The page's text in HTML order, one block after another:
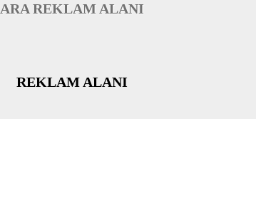
ARA REKLAM ALANI
REKLAM ALANI